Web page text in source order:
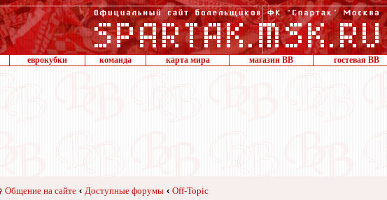
еврокубки команда карта мира магазин ВВ гостевая ВВ
Общение на сайте ‹ Доступные форумы ‹ Off-Topic